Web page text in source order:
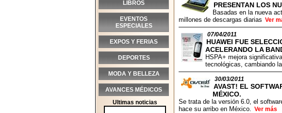
LIBROS
EVENTOS
ESPECIALES
EXPOS Y FERIAS
DEPORTES
MODA Y BELLEZA
AVANCES MÉDICOS
Ultimas noticias
PRESENTAN LOS
Basadas en la nueva
millones de descargas diarias Ver
07/04/2011
HUAWEI FUE
ACELERANDO LA
HSPA+ mejora
tecnológicas, cambiando
30/03/2011
AVAST! EL
MÉXICO.
Se trata de la versión 6.0, el
hace su arribo en México. Ver más